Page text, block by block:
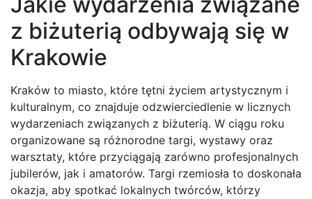
z biżuterią odbywają się w
Krakowie
Kraków to miasto, które tętni życiem artystycznym i
kulturalnym, co znajduje odzwierciedlenie w licznych
wydarzeniach związanych z biżuterią. W ciągu roku
organizowane są różnorodne targi, wystawy oraz
warsztaty, które przyciągają zarówno profesjonalnych
jubilerów, jak i amatorów. Targi rzemiosła to doskonała
okazja, aby spotkać lokalnych twórców, którzy